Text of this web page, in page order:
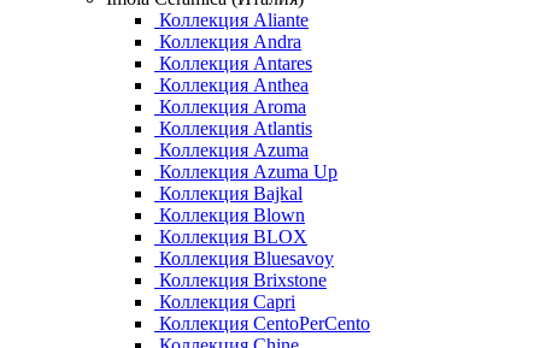
Коллекция Aliante
Коллекция Andra
Коллекция Antares
Коллекция Anthea
Коллекция Aroma
Коллекция Atlantis
Коллекция Azuma
Коллекция Azuma Up
Коллекция Bajkal
Коллекция Blown
Коллекция BLOX
Коллекция Bluesavoy
Коллекция Brixstone
Коллекция Capri
Коллекция CentoPerCento